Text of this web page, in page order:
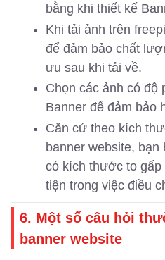
bằng khi thiết kế
Khi tải ảnh trên
để đảm bảo chất
ưu sau khi tải về.
Chọn các ảnh có độ
Banner để đảm bảo
Căn cứ theo kích
banner website, bạn
có kích thước to
tiện trong việc điều
6. Một số câu hỏi
banner website